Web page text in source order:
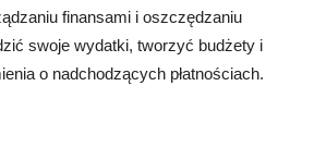
finansami i oszczędzaniu
swoje wydatki, tworzyć budżety i
o nadchodzących płatnościach.